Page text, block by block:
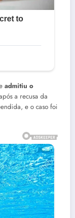
admitiu o
a recusa da
e o caso foi